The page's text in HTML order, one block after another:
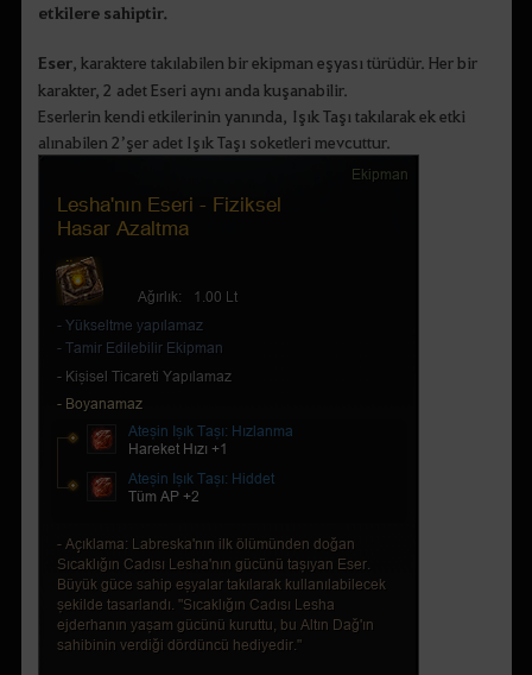
etkilere sahiptir.
Eser, karaktere takılabilen bir ekipman eşyası türüdür. Her bir
karakter, 2 adet Eseri aynı anda kuşanabilir.
Eserlerin kendi etkilerinin yanında, Işık Taşı takılarak ek etki
alınabilen 2’şer adet Işık Taşı soketleri mevcuttur.